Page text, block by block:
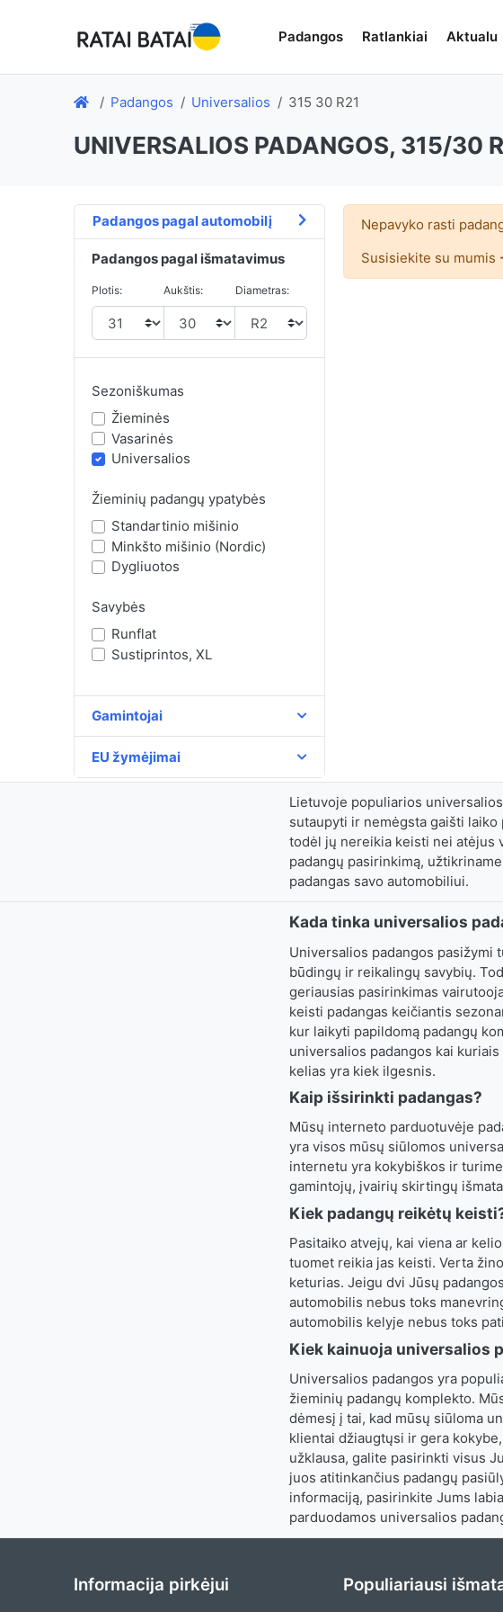
Padangos Ratlankiai Aktualu
Padangos Universalios 315 30 R21
UNIVERSALIOS PADANGOS, 315/30
Padangos pagal automobilį
Padangos pagal išmatavimus
Plotis: Aukštis: Diametras:
Sezoniškumas
Žieminės
Vasarinės
Universalios
Žieminių padangų ypatybės
Standartinio mišinio
Minkšto mišinio (Nordic)
Dygliuotos
Savybės
Runflat
Sustiprintos, XL
Gamintojai
EU žymėjimai
Nepavyko rasti
Susisiekite su mumis
Lietuvoje populiarios
sutaupyti ir nemėgsta gaišti
todėl jų nereikia keisti nei atėjus
padangų pasirinkimą,
padangas savo automobiliui.
Kada tinka universalios
Universalios padangos pasižymi
būdingų ir reikalingų savybių.
geriausias pasirinkimas
keisti padangas keičiantis
kur laikyti papildomą padangų
universalios padangos kai
kelias yra kiek ilgesnis.
Kaip išsirinkti padangas?
Mūsų interneto parduotuvėje
yra visos mūsų siūlomos
internetu yra kokybiškos ir
gamintojų, įvairių skirtingų
Kiek padangų reikėtų
Pasitaiko atvejų, kai viena ar
tuomet reikia jas keisti. Verta
keturias. Jeigu dvi Jūsų
automobilis nebus toks
automobilis kelyje nebus toks
Kiek kainuoja universalios
Universalios padangos yra
žieminių padangų komplekto.
dėmesį į tai, kad mūsų siūloma
klientai džiaugtųsi ir gera
užklausa, galite pasirinkti visus
juos atitinkančius padangų
informaciją, pasirinkite Jums
parduodamos universalios
Informacija pirkėjui Populiariausi